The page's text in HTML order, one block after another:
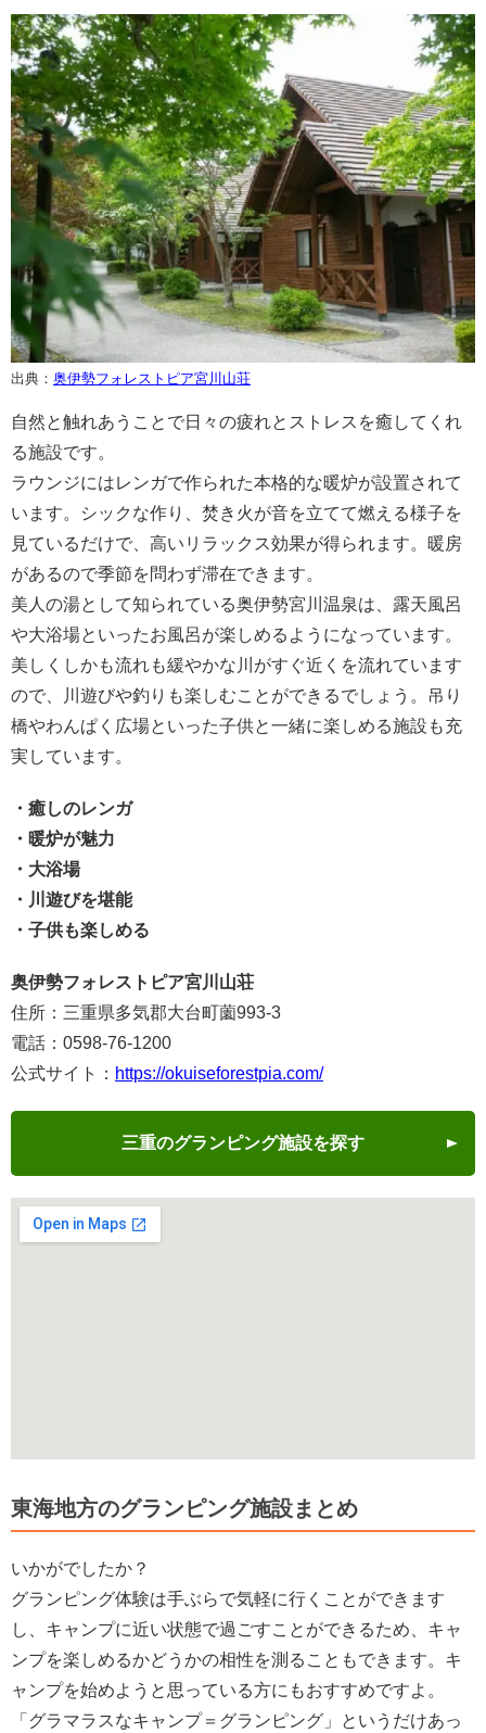
出典： 奥伊勢フォレストピア宮川山荘
自然と触れあうことで日々の疲れとストレスを癒してくれ
る施設です。
ラウンジにはレンガで作られた本格的な暖炉が設置されて
います。シックな作り、焚き火が音を立てて燃える様子を
見ているだけで、高いリラックス効果が得られます。 暖房
があるので季節を問わず滞在できます。
美人の湯として知られている奥伊勢宮川温泉は、露天風呂
や大浴場といったお風呂が楽しめるようになっています。
美しくしかも流れも緩やかな川がすぐ近くを流れています
ので、川遊びや釣りも楽しむことができるでしょう。吊り
橋やわんぱく広場といった子供と一緒に楽しめる施設も充
実しています。
・癒しのレンガ
・暖炉が魅力
・大浴場
・川遊びを堪能
・子供も楽しめる
奥伊勢フォレストピア宮川山荘
住所：三重県多気郡大台町薗993-3
電話：0598-76-1200
公式サイト： https://okuiseforestpia.com/
三重のグランピング施設を探す
東海地方のグランピング施設まとめ
いかがでしたか？
グランピング体験は手ぶらで気軽に行くことができます
し、キャンプに近い状態で過ごすことができるため、キャ
ンプを楽しめるかどうかの相性を測ることもできます。キ
ャンプを始めようと思っている方にもおすすめですよ。
「グラマラスなキャンプ＝グランピング」というだけあっ